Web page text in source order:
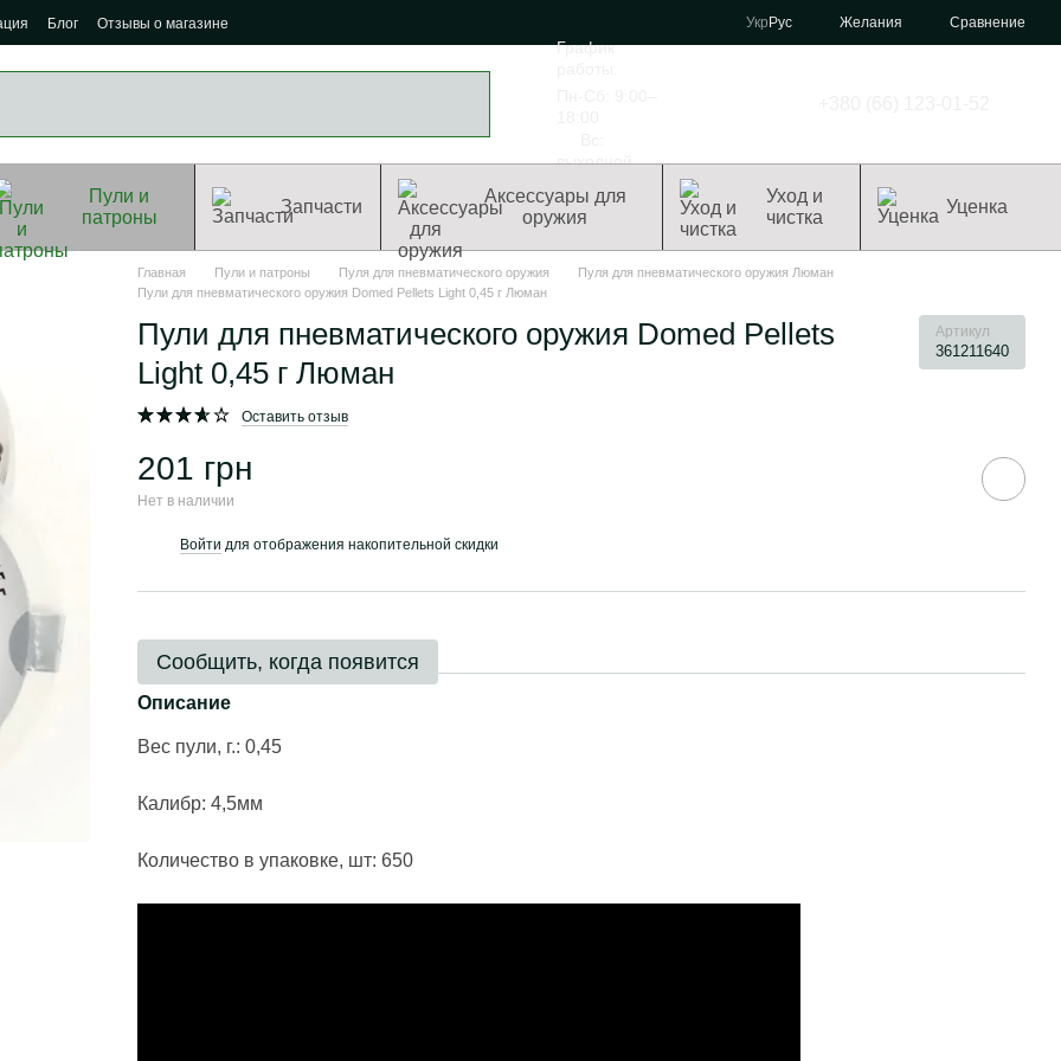
Блог Отзывы о магазине Укр Рус Желания Сравнение
График
выходной
Пули и
патроны
Запчасти
Аксессуары для
оружия
Уход и
чистка
Уценка
Главная Пули и патроны Пуля для пневматического оружия
Пуля для пневматического оружия Люман
Пули для пневматического оружия Domed Pellets Light 0,45 г Люман
Пули для пневматического оружия Domed Pellets
Light 0,45 г Люман
Артикул
361211640
Оставить отзыв
201 грн
Нет в наличии
Войти для отображения накопительной скидки
Сообщить, когда появится
Описание
Вес пули, г.: 0,45
Калибр: 4,5мм
Количество в упаковке, шт: 650